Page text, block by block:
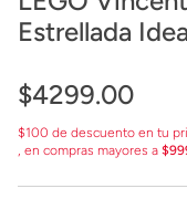
Estrellada
$4299.00
$100 de descuento en tu
, en compras mayores a